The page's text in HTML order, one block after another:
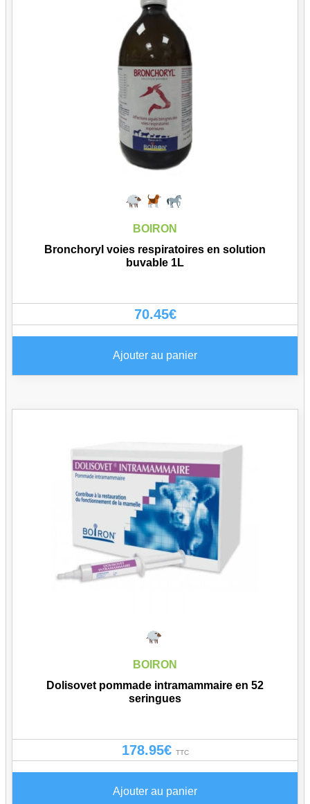
BOIRON
Bronchoryl voies respiratoires en solution
buvable 1L
70.45€
Ajouter au panier
BOIRON
Dolisovet pommade intramammaire en 52
seringues
178.95€ TTC
Ajouter au panier